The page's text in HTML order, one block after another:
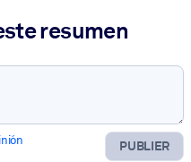
resumen
PUBLIER